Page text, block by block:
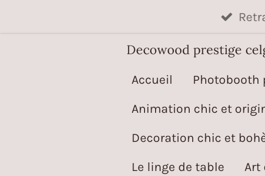
Decowood prestige
Accueil Photobooth
Animation chic et
Decoration chic et
Le linge de table
Art